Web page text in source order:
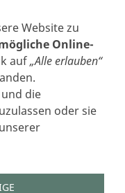
Website zu
Online-
auf„Alle erlauben“
die
oder sie